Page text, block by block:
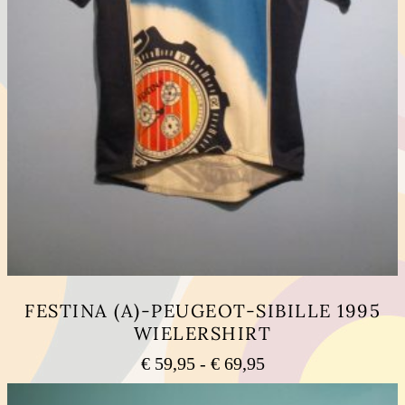
FESTINA (A)-PEUGEOT-SIBILLE 1995
WIELERSHIRT
€59,95 - €69,95Prijsklasse:
€ 59,95